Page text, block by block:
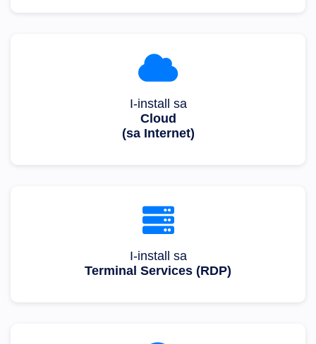
I-install sa
Cloud
(sa Internet)
I-install sa
Terminal Services (RDP)